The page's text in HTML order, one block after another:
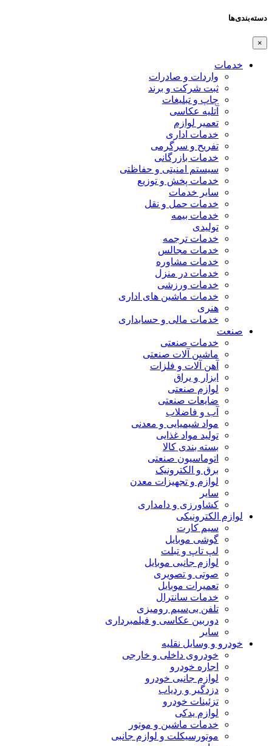
دسته‌بندی‌ها
×
خدمات
واردات و صادرات
ثبت شرکت و برند
چاپ و تبلیغات
آتلیه عکاسی
تعمیر لوازم
خدمات اداری
تفریح و سرگرمی
خدمات بازرگانی
سیستم امنیتی و حفاظتی
خدمات پخش و توزیع
سایر خدمات
خدمات حمل و نقل
خدمات بیمه
تولیدی
خدمات ترجمه
خدمات مجالس
خدمات مشاوره
خدمات در منزل
خدمات ورزشی
خدمات ماشین های اداری
هنری
خدمات مالی و حسابداری
صنعت
خدمات صنعتی
ماشین آلات صنعتی
آهن آلات و فلزات
ابزار و یراق
لوازم صنعتی
ضایعات صنعتی
آب و فاضلاب
مواد شیمیایی و معدنی
تولید مواد غذایی
بسته بندی کالا
اتوماسیون صنعتی
برق و الکترونیک
لوازم و تجهیزات معدن
سایر
کشاورزی و دامداری
لوازم الکترونیکی
سیم کارت
گوشی موبایل
لپ تاپ و تبلت
لوازم جانبی موبایل
صوتی و تصویری
تعمیرات موبایل
خدمات سانترال
تلفن بی‌سیم رومیزی
دوربین عکاسی و فیلمبرداری
سایر
خودرو و وسایل نقلیه
خودروی داخلی و خارجی
اجاره خودرو
لوازم جانبی خودرو
دزدگیر و ردیاب
تزئینات خودرو
لوازم یدکی
خدمات ماشین و موتور
موتورسیکلت و لوازم جانبی